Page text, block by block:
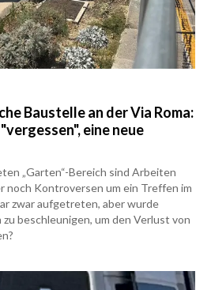
Baustelle an der Via Roma:
eine neue
„Garten“-Bereich sind Arbeiten
noch Kontroversen um ein Treffen im
zwar aufgetreten, aber wurde
beschleunigen, um den Verlust von